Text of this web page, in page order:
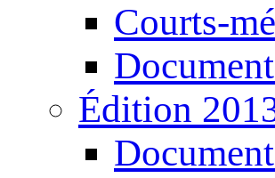
Courts-
Édition